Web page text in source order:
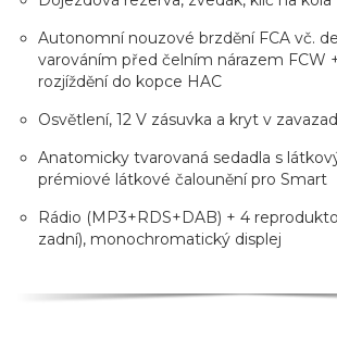
Autonomní nouzové brzdění FCA vč.
varováním před čelním nárazem FCW
rozjíždění do kopce HAC
Osvětlení, 12 V zásuvka a kryt v
Anatomicky tvarovaná sedadla s
prémiové látkové čalounění pro Smart
Rádio (MP3+RDS+DAB) + 4
zadní), monochromatický displej